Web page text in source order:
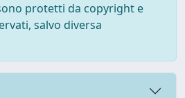
protetti da copyright e
salvo diversa